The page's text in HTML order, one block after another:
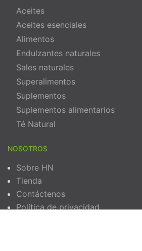
Aceites
Aceites esenciales
Alimentos
Endulzantes naturales
Sales naturales
Superalimentos
Suplementos
Suplementos alimentarios
Té Natural
NOSOTROS
Sobre HN
Tienda
Contáctenos
Política de privacidad